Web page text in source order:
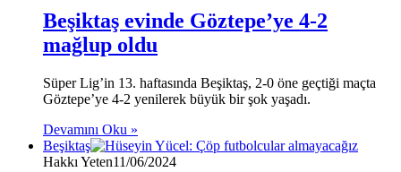
Beşiktaş evinde Göztepe’ye 4-2
mağlup oldu
Süper Lig’in 13. haftasında Beşiktaş, 2-0 öne geçtiği maçta
Göztepe’ye 4-2 yenilerek büyük bir şok yaşadı.
Devamını Oku »
Beşiktaş
Hakkı Yeten11/06/2024